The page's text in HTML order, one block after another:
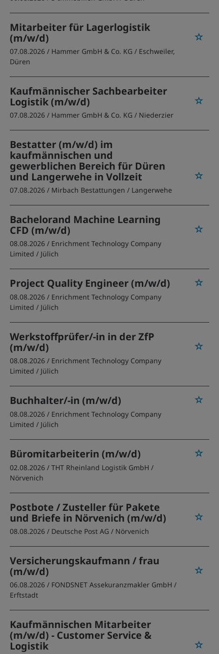
Mitarbeiter für Lagerlogistik
(m/w/d)
07.08.2026 / Hammer GmbH & Co. KG / Eschweiler,
Düren
Kaufmännischer Sachbearbeiter
Logistik (m/w/d)
07.08.2026 / Hammer GmbH & Co. KG / Niederzier
Bestatter (m/w/d) im
kaufmännischen und
gewerblichen Bereich für Düren
und Langerwehe in Vollzeit
07.08.2026 / Mirbach Bestattungen / Langerwehe
Bachelorand Machine Learning
CFD (m/w/d)
08.08.2026 / Enrichment Technology Company
Limited / Jülich
Project Quality Engineer (m/w/d)
08.08.2026 / Enrichment Technology Company
Limited / Jülich
Werkstoffprüfer/-in in der ZfP
(m/w/d)
08.08.2026 / Enrichment Technology Company
Limited / Jülich
Buchhalter/-in (m/w/d)
08.08.2026 / Enrichment Technology Company
Limited / Jülich
Büromitarbeiterin (m/w/d)
02.08.2026 / THT Rheinland Logistik GmbH /
Nörvenich
Postbote / Zusteller für Pakete
und Briefe in Nörvenich (m/w/d)
08.08.2026 / Deutsche Post AG / Nörvenich
Versicherungskaufmann / frau
(m/w/d)
06.08.2026 / FONDSNET Assekuranzmakler GmbH /
Erftstadt
Kaufmännischen Mitarbeiter
(m/w/d) - Customer Service &
Logistik